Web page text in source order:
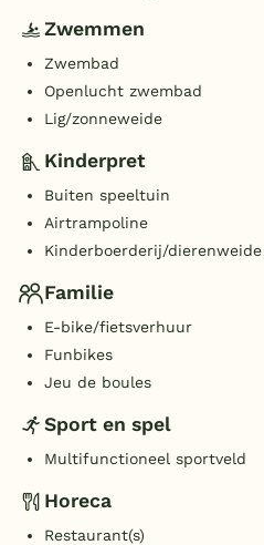
Zwemmen
Zwembad
Openlucht zwembad
Lig/zonneweide
Kinderpret
Buiten speeltuin
Airtrampoline
Kinderboerderij/dierenweide
Familie
E-bike/fietsverhuur
Funbikes
Jeu de boules
Sport en spel
Multifunctioneel sportveld
Horeca
Restaurant(s)